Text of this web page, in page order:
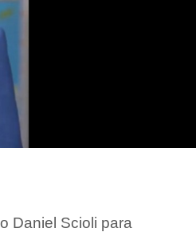
Daniel Scioli para